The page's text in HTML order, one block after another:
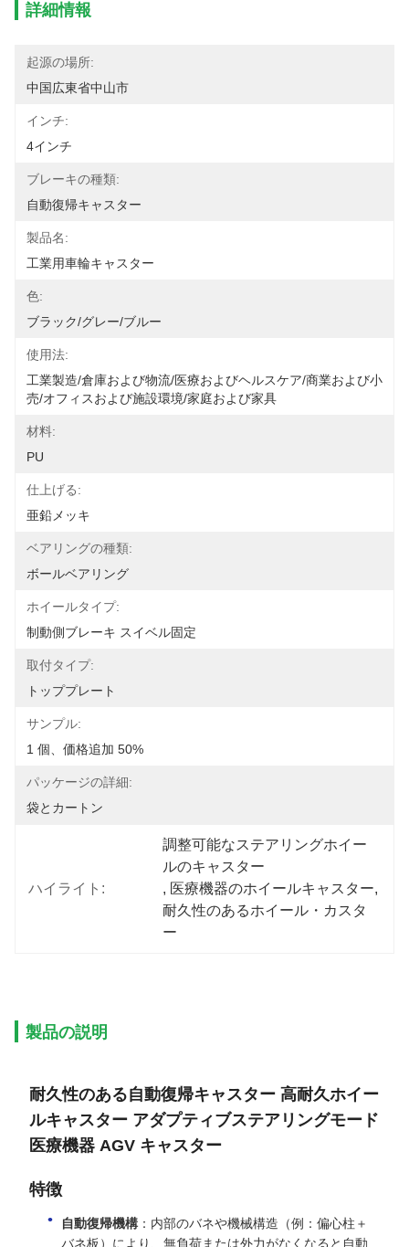
詳細情報
起源の場所:
中国広東省中山市
インチ:
4インチ
ブレーキの種類:
自動復帰キャスター
製品名:
工業用車輪キャスター
色:
ブラック/グレー/ブルー
使用法:
工業製造/倉庫および物流/医療およびヘルスケア/商業および小
売/オフィスおよび施設環境/家庭および家具
材料:
PU
仕上げる:
亜鉛メッキ
ベアリングの種類:
ボールベアリング
ホイールタイプ:
制動側ブレーキ スイベル固定
取付タイプ:
トッププレート
サンプル:
1 個、価格追加 50%
パッケージの詳細:
袋とカートン
ハイライト:
調整可能なステアリングホイー
ルのキャスター
, 医療機器のホイールキャスター
耐久性のあるホイール・カスタ
ー
製品の説明
耐久性のある自動復帰キャスター 高耐久ホイー
ルキャスター アダプティブステアリングモード
医療機器 AGV キャスター
特徴
自動復帰機構 ：内部のバネや機械構造（例：偏心柱＋
バネ板）により、無負荷または外力がなくなると自動